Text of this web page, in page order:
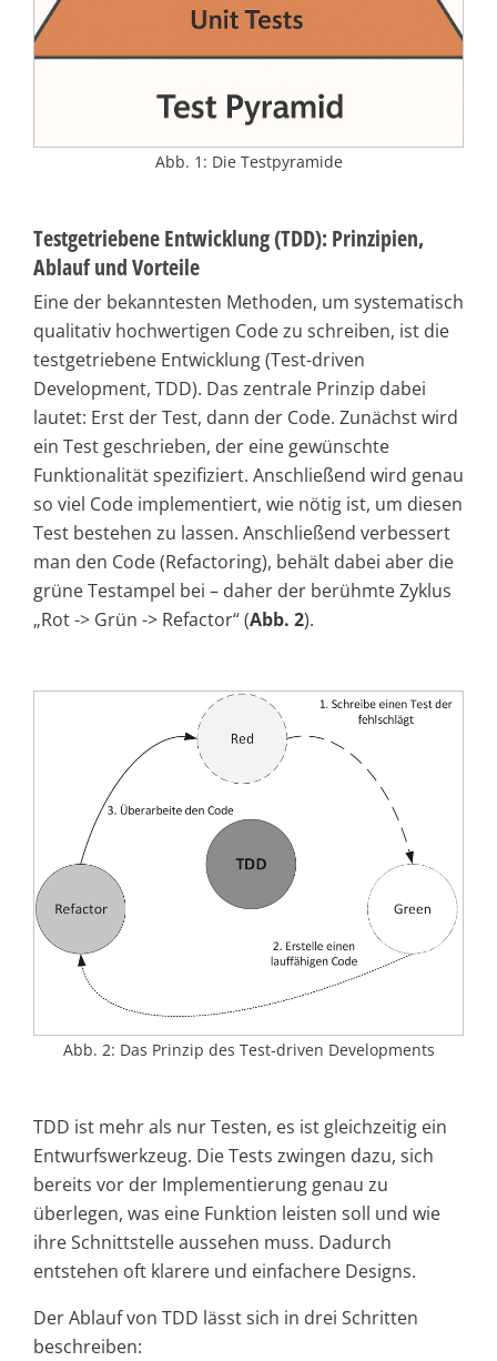
Abb. 1: Die Testpyramide
Testgetriebene Entwicklung (TDD): Prinzipien,
Ablauf und Vorteile
Eine der bekanntesten Methoden, um systematisch
qualitativ hochwertigen Code zu schreiben, ist die
testgetriebene Entwicklung (Test-driven
Development, TDD). Das zentrale Prinzip dabei
lautet: Erst der Test, dann der Code. Zunächst wird
ein Test geschrieben, der eine gewünschte
Funktionalität spezifiziert. Anschließend wird genau
so viel Code implementiert, wie nötig ist, um diesen
Test bestehen zu lassen. Anschließend verbessert
man den Code (Refactoring), behält dabei aber die
grüne Testampel bei – daher der berühmte Zyklus
„Rot -> Grün -> Refactor“ (Abb. 2).
Abb. 2: Das Prinzip des Test-driven Developments
TDD ist mehr als nur Testen, es ist gleichzeitig ein
Entwurfswerkzeug. Die Tests zwingen dazu, sich
bereits vor der Implementierung genau zu
überlegen, was eine Funktion leisten soll und wie
ihre Schnittstelle aussehen muss. Dadurch
entstehen oft klarere und einfachere Designs.
Der Ablauf von TDD lässt sich in drei Schritten
beschreiben: